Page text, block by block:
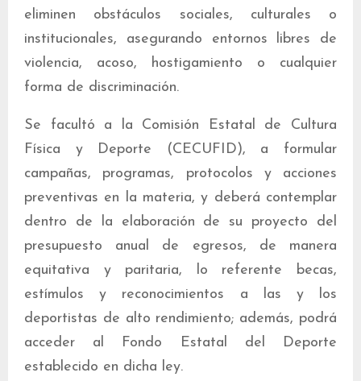
eliminen obstáculos sociales, culturales o
institucionales, asegurando entornos libres de
violencia, acoso, hostigamiento o cualquier
forma de discriminación.
Se facultó a la Comisión Estatal de Cultura
Física y Deporte (CECUFID), a formular
campañas, programas, protocolos y acciones
preventivas en la materia, y deberá contemplar
dentro de la elaboración de su proyecto del
presupuesto anual de egresos, de manera
equitativa y paritaria, lo referente becas,
estímulos y reconocimientos a las y los
deportistas de alto rendimiento; además, podrá
acceder al Fondo Estatal del Deporte
establecido en dicha ley.